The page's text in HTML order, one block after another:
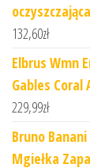
132,60zł
Elbrus Wmn
Gables Coral
229,99zł
Bruno
Mgiełka